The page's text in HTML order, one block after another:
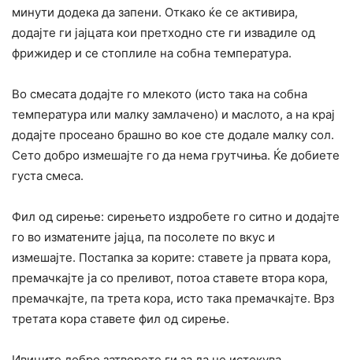
минути додека да запени. Откако ќе се активира,
додајте ги јајцата кои претходно сте ги извадиле од
фрижидер и се стоплиле на собна температура.
Во смесата додајте го млекото (исто така на собна
температура или малку замлачено) и маслото, а на крај
додајте просеано брашно во кое сте додале малку сол.
Сето добро измешајте го да нема грутчиња. Ќе добиете
густа смеса.
Фил од сирење: сирењето издробете го ситно и додајте
го во изматените јајца, па посолете по вкус и
измешајте. Постапка за корите: ставете ја првата кора,
премачкајте ја со преливот, потоа ставете втора кора,
премачкајте, па трета кора, исто така премачкајте. Врз
третата кора ставете фил од сирење.